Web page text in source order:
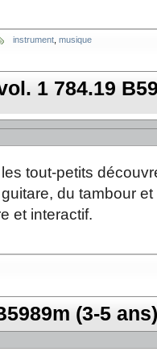
instrument musique
1 784.19
tout-petits
du tambour
et interactif.
(3-5